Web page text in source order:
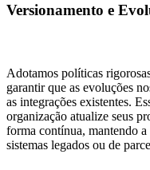
Versionamento e
Adotamos políticas
garantir que as evoluções
as integrações existentes.
organização atualize seus
forma contínua, mantendo
sistemas legados ou de